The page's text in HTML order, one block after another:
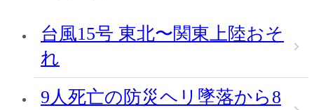
台風15号 東北〜関東上陸おそ
れ
9人死亡の防災ヘリ墜落から8